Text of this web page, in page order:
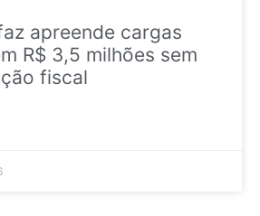
apreende cargas
R$ 3,5 milhões sem
fiscal